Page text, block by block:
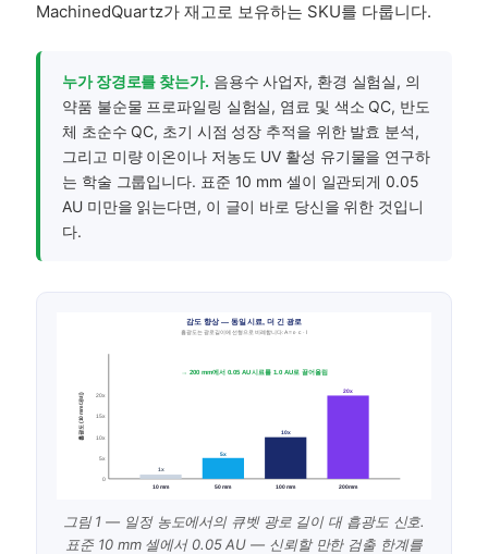
MachinedQuartz가 재고로 보유하는 SKU를 다룹니다.
누가 장경로를 찾는가. 음용수 사업자, 환경 실험실, 의
약품 불순물 프로파일링 실험실, 염료 및 색소 QC, 반도
체 초순수 QC, 초기 시점 성장 추적을 위한 발효 분석,
그리고 미량 이온이나 저농도 UV 활성 유기물을 연구하
는 학술 그룹입니다. 표준 10 mm 셀이 일관되게 0.05
AU 미만을 읽는다면, 이 글이 바로 당신을 위한 것입니
다.
감도 향상 — 동일 시료, 더 긴 광로
흡광도는 광로 길이에 선형으로 비례합니다: A = ε · c · l
0
5x
10x
15x
20x
흡광도 (10 mm 대비)
1x
10 mm
5x
50 mm
10x
100 mm
20x
200 mm
→ 200 mm에서 0.05 AU 시료를 1.0 AU로 끌어올림
그림 1 — 일정 농도에서의 큐벳 광로 길이 대 흡광도 신호.
표준 10 mm 셀에서 0.05 AU — 신뢰할 만한 검출 한계를